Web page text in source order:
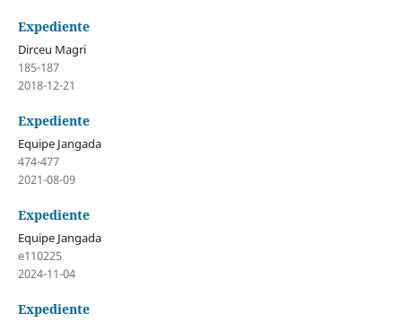
Expediente
Dirceu Magri
185-187
2018-12-21
Expediente
Equipe Jangada
474-477
2021-08-09
Expediente
Equipe Jangada
e110225
2024-11-04
Expediente